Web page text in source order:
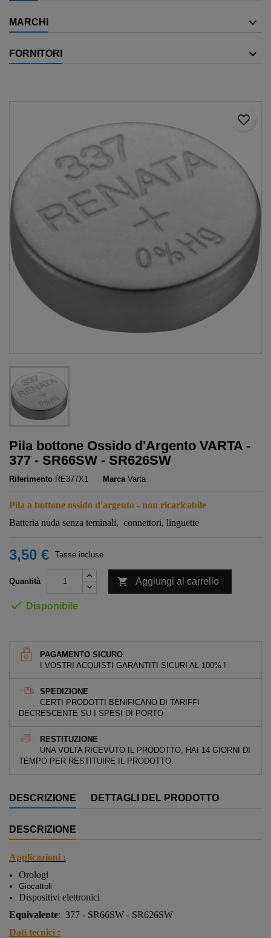
MARCHI
FORNITORI
favorite_border
Pila bottone Ossido d'Argento VARTA -
377 - SR66SW - SR626SW
Riferimento RE377X1 Marca Varta
Pila a bottone ossido d'argento - non ricaricabile
Batteria nuda senza teminali, connettori, linguette
3,50 € Tasse incluse
Quantità  Aggiungi al carrello
 Disponibile
PAGAMENTO SICURO
I VOSTRI ACQUISTI GARANTITI SICURI AL 100% !
SPEDIZIONE
CERTI PRODOTTI BENIFICANO DI TARIFFI
DECRESCENTE SU I SPESI DI PORTO
RESTITUZIONE
UNA VOLTA RICEVUTO IL PRODOTTO, HAI 14 GIORNI DI
TEMPO PER RESTITUIRE IL PRODOTTO.
DESCRIZIONE DETTAGLI DEL PRODOTTO
DESCRIZIONE
Applicazioni :
Orologi
Giocattoli
Dispositivi elettronici
Equivalente: 377 - SR66SW - SR626SW
Dati tecnici :